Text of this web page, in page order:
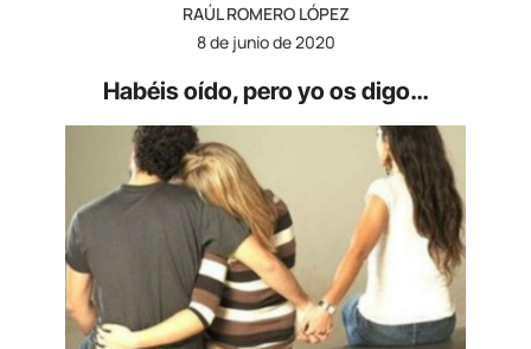
RAÚL ROMERO LÓPEZ
8 de junio de 2020
Habéis oído, pero yo os digo…